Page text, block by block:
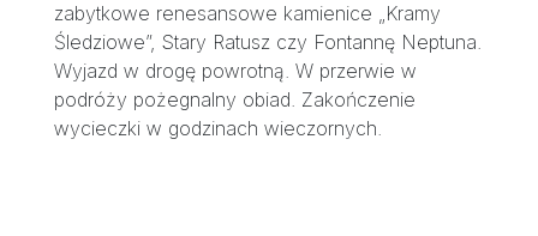
zabytkowe renesansowe kamienice „Kramy
Śledziowe”, Stary Ratusz czy Fontannę Neptuna.
Wyjazd w drogę powrotną. W przerwie w
podróży pożegnalny obiad. Zakończenie
wycieczki w godzinach wieczornych.